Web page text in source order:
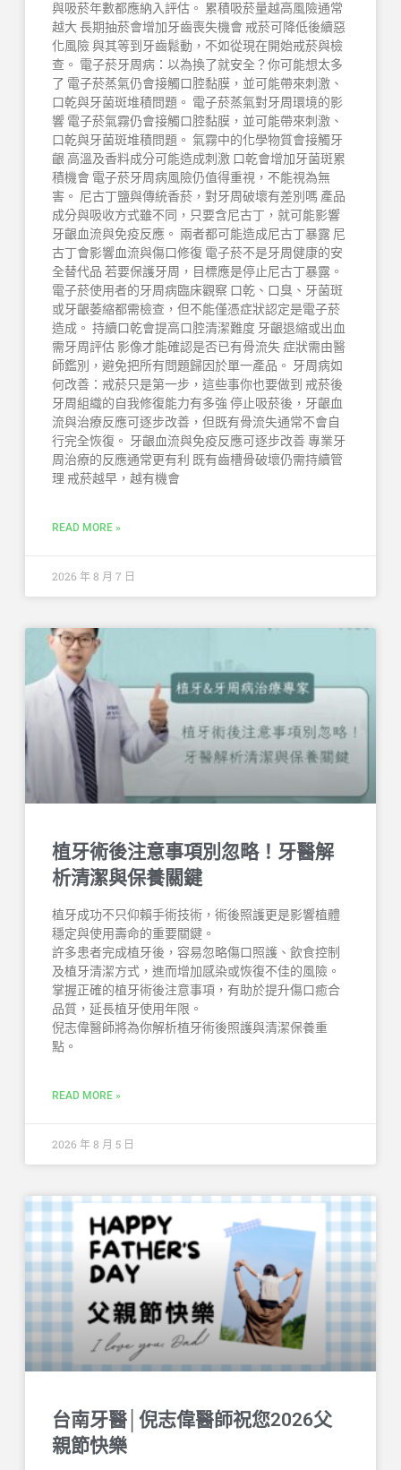
與吸菸年數都應納入評估。 累積吸菸量越高風險通常
越大 長期抽菸會增加牙齒喪失機會 戒菸可降低後續惡
化風險 與其等到牙齒鬆動，不如從現在開始戒菸與檢
查。 電子菸牙周病：以為換了就安全？你可能想太多
了 電子菸蒸氣仍會接觸口腔黏膜，並可能帶來刺激、
口乾與牙菌斑堆積問題。 電子菸蒸氣對牙周環境的影
響 電子菸氣霧仍會接觸口腔黏膜，並可能帶來刺激、
口乾與牙菌斑堆積問題。 氣霧中的化學物質會接觸牙
齦 高溫及香料成分可能造成刺激 口乾會增加牙菌斑累
積機會 電子菸牙周病風險仍值得重視，不能視為無
害。 尼古丁鹽與傳統香菸，對牙周破壞有差別嗎 產品
成分與吸收方式雖不同，只要含尼古丁，就可能影響
牙齦血流與免疫反應。 兩者都可能造成尼古丁暴露 尼
古丁會影響血流與傷口修復 電子菸不是牙周健康的安
全替代品 若要保護牙周，目標應是停止尼古丁暴露。
電子菸使用者的牙周病臨床觀察 口乾、口臭、牙菌斑
或牙齦萎縮都需檢查，但不能僅憑症狀認定是電子菸
造成。 持續口乾會提高口腔清潔難度 牙齦退縮或出血
需牙周評估 影像才能確認是否已有骨流失 症狀需由醫
師鑑別，避免把所有問題歸因於單一產品。 牙周病如
何改善：戒菸只是第一步，這些事你也要做到 戒菸後
牙周組織的自我修復能力有多強 停止吸菸後，牙齦血
流與治療反應可逐步改善，但既有骨流失通常不會自
行完全恢復。 牙齦血流與免疫反應可逐步改善 專業牙
周治療的反應通常更有利 既有齒槽骨破壞仍需持續管
理 戒菸越早，越有機會
READ MORE »
2026 年 8 月 7 日
植牙術後注意事項別忽略！牙醫解
析清潔與保養關鍵
植牙成功不只仰賴手術技術，術後照護更是影響植體
穩定與使用壽命的重要關鍵。
許多患者完成植牙後，容易忽略傷口照護、飲食控制
及植牙清潔方式，進而增加感染或恢復不佳的風險。
掌握正確的植牙術後注意事項，有助於提升傷口癒合
品質，延長植牙使用年限。
倪志偉醫師將為你解析植牙術後照護與清潔保養重
點。
READ MORE »
2026 年 8 月 5 日
台南牙醫│倪志偉醫師祝您2026父
親節快樂